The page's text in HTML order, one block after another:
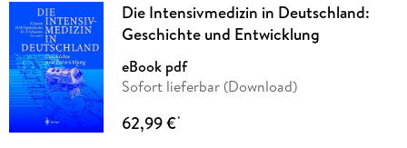
Die Intensivmedizin in Deutschland:
Geschichte und Entwicklung
eBook pdf
Sofort lieferbar (Download)
62,99 €*